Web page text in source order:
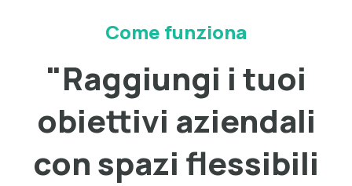
Come funziona
"Raggiungi i tuoi
obiettivi aziendali
con spazi flessibili